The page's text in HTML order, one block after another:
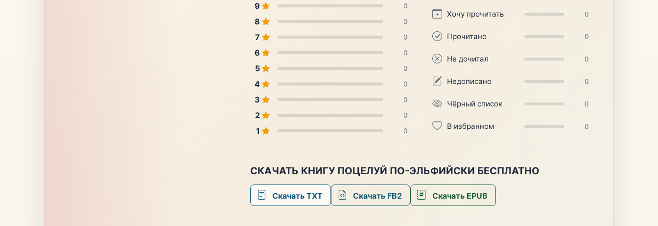
9 0
8 0
7 0
6 0
5 0
4 0
3 0
2 0
1 0
Хочу прочитать 0
Прочитано 0
Не дочитал 0
Недописано 0
Чёрный список 0
В избранном 0
СКАЧАТЬ КНИГУ ПОЦЕЛУЙ ПО-ЭЛЬФИЙСКИ БЕСПЛАТНО
Скачать TXT Скачать FB2 Скачать EPUB